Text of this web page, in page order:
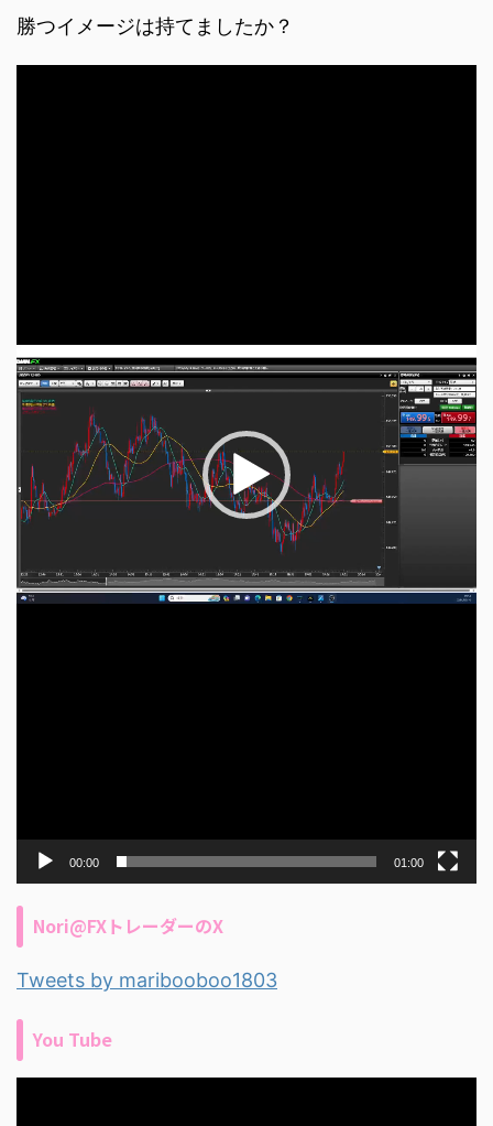
勝つイメージは持てましたか？
00:00 01:00
Nori@FXトレーダーのX
Tweets by maribooboo1803
You Tube